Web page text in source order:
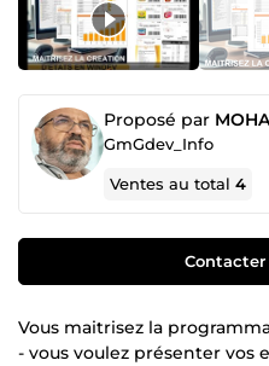
Proposé par
GmGdev_Info
Ventes au total4
Vous maitrisez la
- vous voulez présenter vos